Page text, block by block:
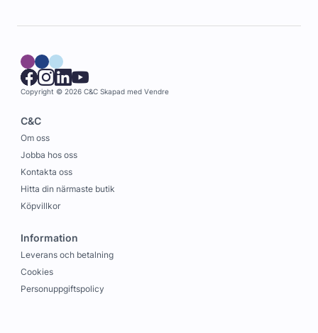
Copyright © 2026 C&C Skapad med Vendre
C&C
Om oss
Jobba hos oss
Kontakta oss
Hitta din närmaste butik
Köpvillkor
Information
Leverans och betalning
Cookies
Personuppgiftspolicy